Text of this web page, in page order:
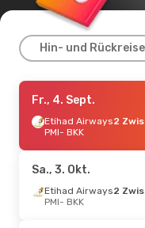
Hin- und Rückreise
Sa., 12. Sept.
Etihad Airways
2 Zwischenstopps
Etihad Airways1
BKK - PMI
Sa., 29. Aug.
Fr., 4. Sept.
Etihad Airways2
PMI- BKK
Sa., 3. Okt.
Etihad Airways2
PMI- BKK